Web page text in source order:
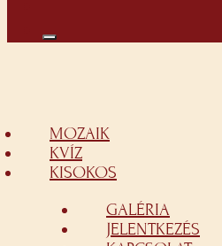
MOZAIK
KVÍZ
KISOKOS
GALÉRIA
JELENTKEZÉS